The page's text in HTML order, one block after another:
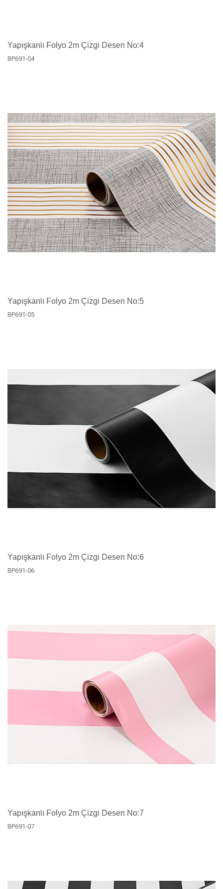
Yapışkanlı Folyo 2m Çizgi Desen No:4
BP691-04
Yapışkanlı Folyo 2m Çizgi Desen No:5
BP691-05
Yapışkanlı Folyo 2m Çizgi Desen No:6
BP691-06
Yapışkanlı Folyo 2m Çizgi Desen No:7
BP691-07